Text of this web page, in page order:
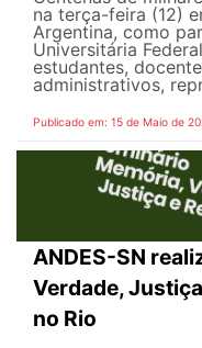
na terça-feira (12)
Argentina, como
Universitária
estudantes,
administrativos,
Publicado em: 15 de Maio de
ANDES-SN
Verdade,
no Rio